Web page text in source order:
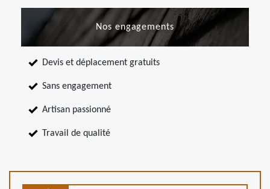
Nos engagements
Devis et déplacement gratuits
Sans engagement
Artisan passionné
Travail de qualité